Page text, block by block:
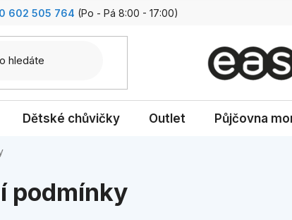
602 505 764 (Po - Pá 8:00 - 17:00)
Dětské chůvičky Outlet Půjčovna
podmínky